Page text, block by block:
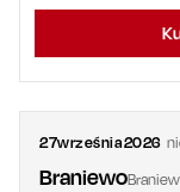
27września2026
Braniewo